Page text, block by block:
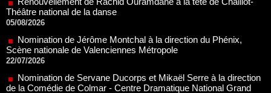
Nomination de Jérôme Montchal à la direction du Phénix,
Scène nationale de Valenciennes Métropole
Nomination de Servane Ducorps et Mikaël Serre à la direction
de la Comédie de Colmar - Centre Dramatique National Grand
Est Alsace
07/07/2026